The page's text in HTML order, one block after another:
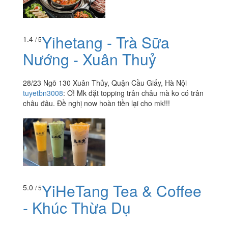
1.4 / 5Yihetang - Trà Sữa
Nướng - Xuân Thuỷ
28/23 Ngõ 130 Xuân Thủy, Quận Cầu Giấy, Hà Nội
tuyetbn3008: Ơ! Mk đặt topping trân châu mà ko có trân
châu đâu. Đề nghị now hoàn tiền lại cho mk!!!
5.0 / 5YiHeTang Tea & Coffee
- Khúc Thừa Dụ